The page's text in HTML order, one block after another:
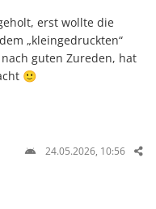
erst wollte die
„kleingedruckten“
guten Zureden, hat
🙂
24.05.2026, 10:56